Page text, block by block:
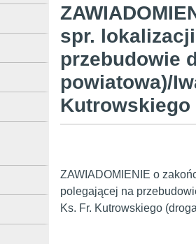
spr.
przebudowie
powiatowa)/
Kutrowskiego
ZAWIADOMIENIE o
polegającej na
Ks. Fr. Kutrowskiego